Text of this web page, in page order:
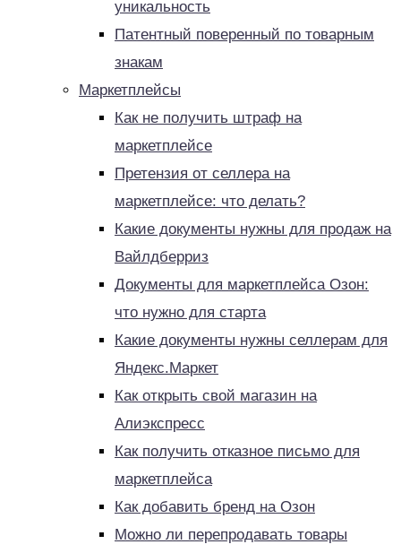
уникальность
Патентный поверенный по товарным
знакам
Маркетплейсы
Как не получить штраф на
маркетплейсе
Претензия от селлера на
маркетплейсе: что делать?
Какие документы нужны для продаж на
Вайлдберриз
Документы для маркетплейса Озон:
что нужно для старта
Какие документы нужны селлерам для
Яндекс.Маркет
Как открыть свой магазин на
Алиэкспресс
Как получить отказное письмо для
маркетплейса
Как добавить бренд на Озон
Можно ли перепродавать товары